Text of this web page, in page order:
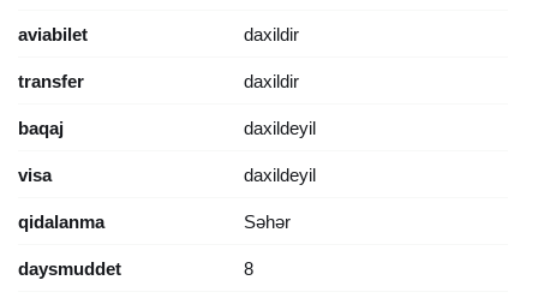
aviabilet daxildir
transfer daxildir
baqaj daxildeyil
visa daxildeyil
qidalanma Səhər
daysmuddet 8